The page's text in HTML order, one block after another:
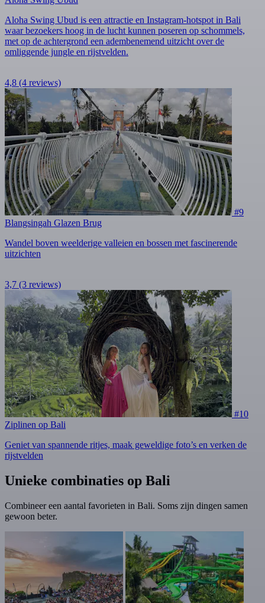
Aloha Swing Ubud is een attractie en Instagram-hotspot in Bali
waar bezoekers hoog in de lucht kunnen poseren op schommels,
met op de achtergrond een adembenemend uitzicht over de
omliggende jungle en rijstvelden.
4,8 (4 reviews)
#9
Blangsingah Glazen Brug
Wandel boven weelderige valleien en bossen met fascinerende
uitzichten
3,7 (3 reviews)
#10
Ziplinen op Bali
Geniet van spannende ritjes, maak geweldige foto’s en verken de
rijstvelden
Unieke combinaties op Bali
Combineer een aantal favorieten in Bali. Soms zijn dingen samen
gewoon beter.